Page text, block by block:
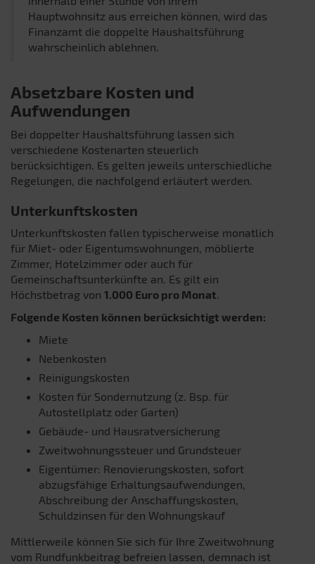
Hauptwohnsitz aus erreichen können, wird das
Finanzamt die doppelte Haushaltsführung
wahrscheinlich ablehnen.
Absetzbare Kosten und
Aufwendungen
Bei doppelter Haushaltsführung lassen sich
verschiedene Kostenarten steuerlich
berücksichtigen. Es gelten jeweils unterschiedliche
Regelungen, die nachfolgend erläutert werden.
Unterkunftskosten
Unterkunftskosten fallen typischerweise monatlich
für Miet- oder Eigentumswohnungen, möblierte
Zimmer, Hotelzimmer oder auch für
Gemeinschaftsunterkünfte an. Es gilt ein
Höchstbetrag von 1.000 Euro pro Monat
Folgende Kosten können berücksichtigt werden:
Miete
Nebenkosten
Reinigungskosten
Kosten für Sondernutzung (z. Bsp. für
Autostellplatz oder Garten)
Gebäude- und Hausratversicherung
Zweitwohnungssteuer und Grundsteuer
Eigentümer: Renovierungskosten, sofort
abzugsfähige Erhaltungsaufwendungen,
Abschreibung der Anschaffungskosten,
Schuldzinsen für den Wohnungskauf
Mittlerweile können Sie sich für Ihre Zweitwohnung
vom Rundfunkbeitrag befreien lassen, demnach ist